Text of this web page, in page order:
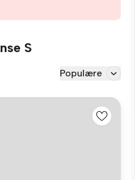
S
Populære